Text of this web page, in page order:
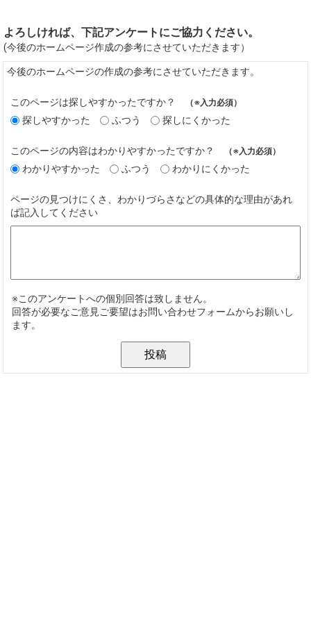
よろしければ、下記アンケートにご協力ください。
(今後のホームページ作成の参考にさせていただきます）
今後のホームページの作成の参考にさせていただきます。
このページは探しやすかったですか？ （※入力必須）
探しやすかった ふつう 探しにくかった
このページの内容はわかりやすかったですか？ （※入力必須）
わかりやすかった ふつう わかりにくかった
ページの見つけにくさ、わかりづらさなどの具体的な理由があれ
ば記入してください
※このアンケートへの個別回答は致しません。
回答が必要なご意見ご要望はお問い合わせフォームからお願いし
ます。